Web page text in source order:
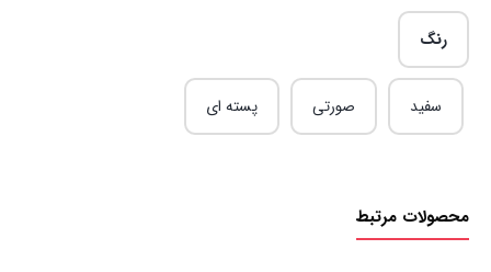
رنگ
سفید صورتی پسته ای
محصولات مرتبط